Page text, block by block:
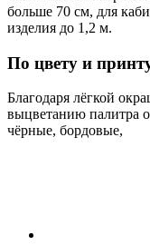
больше 70 см, для
изделия до 1,2 м.
По цвету и
Благодаря лёгкой
выцветанию палитра
чёрные, бордовые,